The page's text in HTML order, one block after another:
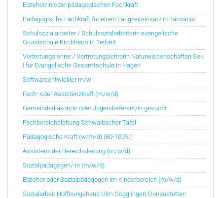
Erzieher/in oder pädagogischen Fachkraft
Pädagogische Fachkraft für einen Langzeiteinsatz in Tansania
Schulsozialarbeiter / Schulsozialarbeiterin evangelische
Grundschule Kirchheim in Teilzeit
Vertretungslehrer / Vertretungslehrerin Naturwissenschaften Sek.
I für Evangelische Gesamtschule in Hagen
Softwareentwickler m/w
Fach- oder Assistenzkraft (m/w/d)
Gemeindediakon/in oder Jugendreferent/in gesucht
Fachbereichsleitung Schwalbacher Tafel
Pädagogische Kraft (w/m/d) (80-100%)
Assistenz der Bereichsleitung (m/w/d)
Sozialpädagogen/-in (m/w/d)
Erzieher oder Sozialpädagogen im Kinderbereich (m/w/d)
Sozialarbeit Hoffnungshaus Ulm Gögglingen-Donaustetten